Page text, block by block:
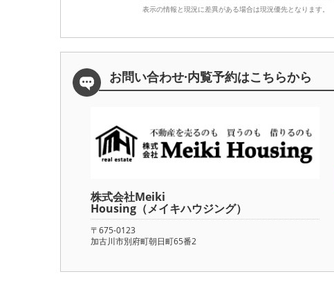
表示の情報と現況に差異がある場合は現況優先となります。
お問い合わせ·内覧予約はこちらから
株式会社Meiki
Housing（メイキハウジング）
〒675-0123
加古川市別府町朝日町65番2